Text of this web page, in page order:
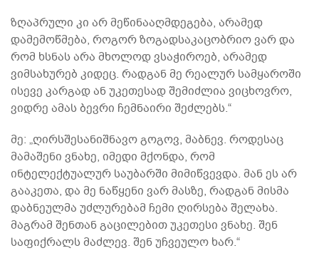
ზღაპრული კი არ მეწინააღმდეგება, არამედ
დამემოწმება, როგორ ზოგადსაკაცობრიო ვარ და
რომ ხსნას არა მხოლოდ ვსაჭიროებ, არამედ
ვიმსახურებ კიდეც. რადგან მე რეალურ სამყაროში
ისევე კარგად ან უკეთესად შემიძლია ვიცხოვრო,
ვიდრე ამას ბევრი ჩემნაირი შეძლებს.“
მე: „ღირსშესანიშნავო გოგოვ, მაბნევ. როდესაც
მამაშენი ვნახე, იმედი მქონდა, რომ
ინტელექტუალურ საუბარში მიმიწვევდა. მან ეს არ
გააკეთა, და მე ნაწყენი ვარ მასზე, რადგან მისმა
დაბნეულმა უძლურებამ ჩემი ღირსება შელახა.
მაგრამ შენთან გაცილებით უკეთესი ვნახე. შენ
საფიქრალს მაძლევ. შენ უჩვეულო ხარ.“